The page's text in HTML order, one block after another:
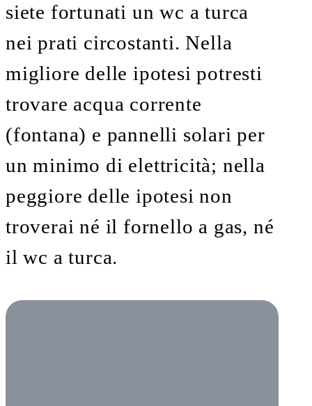
siete fortunati un wc a turca
nei prati circostanti. Nella
migliore delle ipotesi potresti
trovare acqua corrente
(fontana) e pannelli solari per
un minimo di elettricità; nella
peggiore delle ipotesi non
troverai né il fornello a gas, né
il wc a turca.